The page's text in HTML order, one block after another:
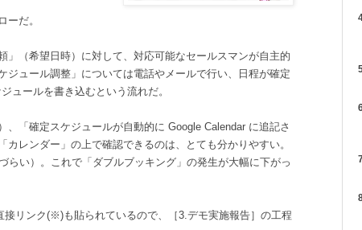
ーだ。
」（希望日時）に対して、対応可能なセールスマンが自主的
ジュール調整」については電話やメールで行い、日程が確定
ュールを書き込むという流れだ。
「確定スケジュールが自動的に Google Calendar に追記さ
レンダー」の上で確認できるのは、とても分かりやすい。
らい）。これで「ダブルブッキング」の発生が大幅に下がっ
接リンク(※)も貼られているので、［3.デモ実施報告］の工程